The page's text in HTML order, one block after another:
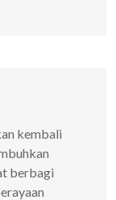
kembali
berbagi